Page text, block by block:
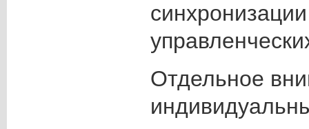
Отдельное